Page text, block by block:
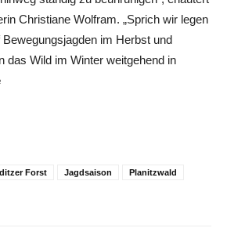
Christiane Wolfram. „Sprich wir legen
im Herbst und
das Wild im Winter weitgehend in
Forst Jagdsaison
Planitzwald